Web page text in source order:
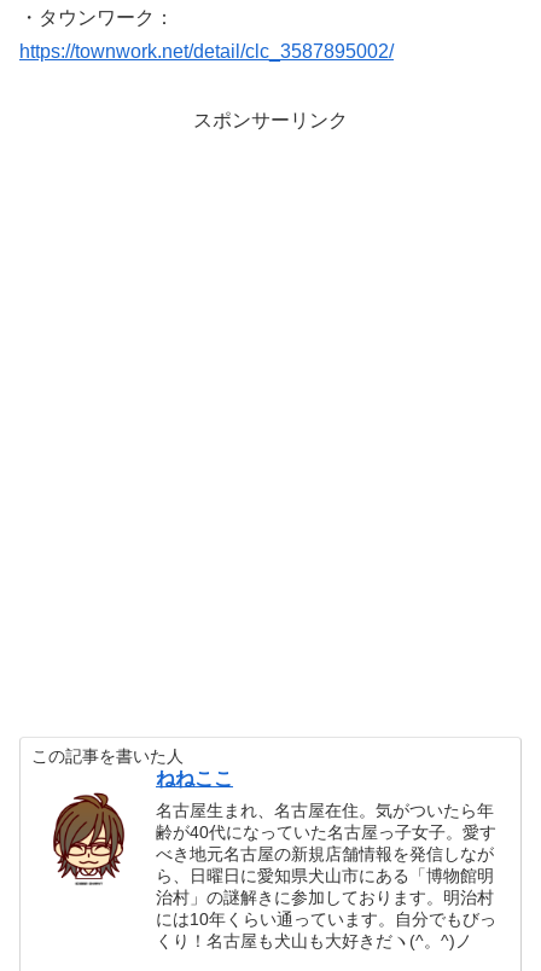
・タウンワーク：
https://townwork.net/detail/clc_3587895002/
スポンサーリンク
この記事を書いた人
ねねここ
名古屋生まれ、名古屋在住。気がついたら年
齢が40代になっていた名古屋っ子女子。愛す
べき地元名古屋の新規店舗情報を発信しなが
ら、日曜日に愛知県犬山市にある「博物館明
治村」の謎解きに参加しております。明治村
には10年くらい通っています。自分でもびっ
くり！名古屋も犬山も大好きだヽ(^。^)ノ